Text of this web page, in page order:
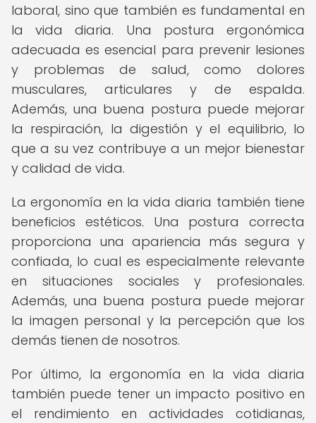
laboral, sino que también es fundamental en
la vida diaria. Una postura ergonómica
adecuada es esencial para prevenir lesiones
y problemas de salud, como dolores
musculares, articulares y de espalda.
Además, una buena postura puede mejorar
la respiración, la digestión y el equilibrio, lo
que a su vez contribuye a un mejor bienestar
y calidad de vida.
La ergonomía en la vida diaria también tiene
beneficios estéticos. Una postura correcta
proporciona una apariencia más segura y
confiada, lo cual es especialmente relevante
en situaciones sociales y profesionales.
Además, una buena postura puede mejorar
la imagen personal y la percepción que los
demás tienen de nosotros.
Por último, la ergonomía en la vida diaria
también puede tener un impacto positivo en
el rendimiento en actividades cotidianas,